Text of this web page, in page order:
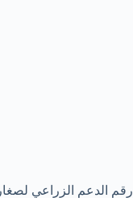
رقم الدعم الزراعي